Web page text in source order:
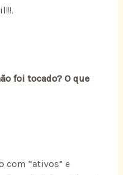
foi tocado? O que
com “ativos” e